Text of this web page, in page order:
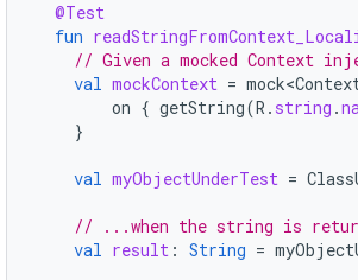
@Test
fun
// Given a mocked Context
val mockContext =
on { getString(R . string .
}
val myObjectUnderTest =
// ...when the string is
val result : String =